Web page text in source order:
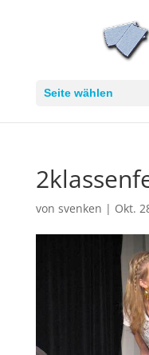
Seite wählen
von svenken | Okt.